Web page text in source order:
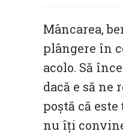
Mâncarea,
plângere în
acolo. Să
dacă e să ne
poștă că
nu îți